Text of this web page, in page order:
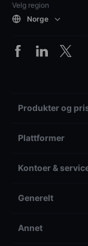
Velg region
Norge
Produkter og
Plattformer
Kontoer &
Generelt
Annet